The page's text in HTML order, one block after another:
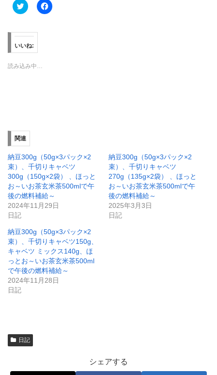
ク
リ
し
て
T
w
i
t
ウ
ィ
ン
ウ
で
開
き
ま
す
)
F
a
い
新
し
い
ウ
ィ
ン
ド
き
ま
す
)
いいね:
読み込み中…
関連
納豆300g（50g×3パック×2
束）、千切りキャベツ
300g（150g×2袋） 、ほっと
お～いお茶玄米茶500mlで午
後の燃料補給～
2024年11月29日
日記
納豆300g（50g×3パック×2
束）、千切りキャベツ
270g（135g×2袋） 、ほっと
お～いお茶玄米茶500mlで午
後の燃料補給～
2025年3月3日
日記
納豆300g（50g×3パック×2
束）、千切りキャベツ150g、
キャベツ ミックス140g、ほ
っとお～いお茶玄米茶500ml
で午後の燃料補給～
2024年11月28日
日記
日記
シェアする